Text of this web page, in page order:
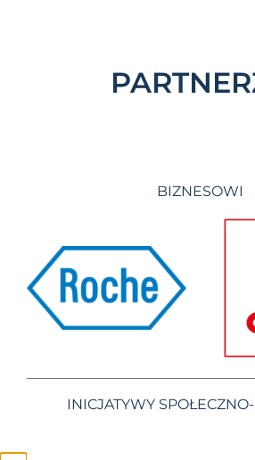
BIZNESOWI
INICJATYWY